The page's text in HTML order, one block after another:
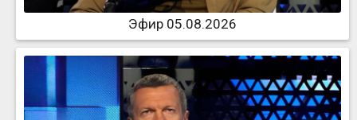
Эфир 05.08.2026